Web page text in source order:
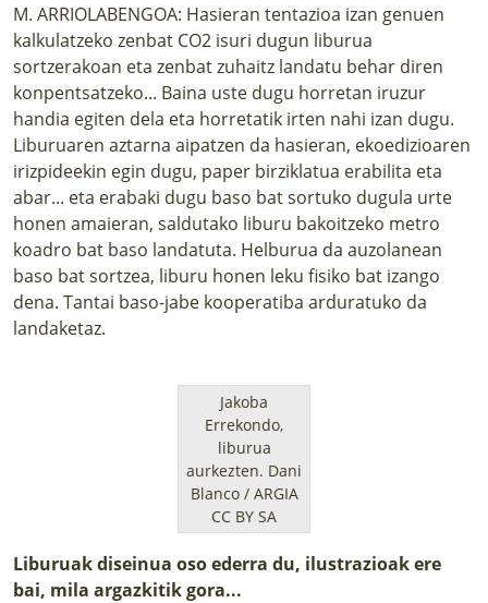
M. ARRIOLABENGOA: Hasieran tentazioa izan genuen
kalkulatzeko zenbat CO2 isuri dugun liburua
sortzerakoan eta zenbat zuhaitz landatu behar diren
konpentsatzeko... Baina uste dugu horretan iruzur
handia egiten dela eta horretatik irten nahi izan dugu.
Liburuaren aztarna aipatzen da hasieran, ekoedizioaren
irizpideekin egin dugu, paper birziklatua erabilita eta
abar... eta erabaki dugu baso bat sortuko dugula urte
honen amaieran, saldutako liburu bakoitzeko metro
koadro bat baso landatuta. Helburua da auzolanean
baso bat sortzea, liburu honen leku fisiko bat izango
dena. Tantai baso-jabe kooperatiba arduratuko da
landaketaz.
Jakoba
Errekondo,
liburua
aurkezten. Dani
Blanco / ARGIA
CC BY SA
Liburuak diseinua oso ederra du, ilustrazioak ere
bai, mila argazkitik gora...